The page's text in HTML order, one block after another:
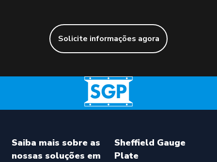
Solicite informações agora
Saiba mais sobre as
nossas soluções em
Sheffield Gauge
Plate